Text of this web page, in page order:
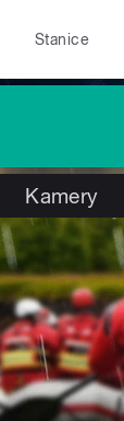
Stanice
Kamery